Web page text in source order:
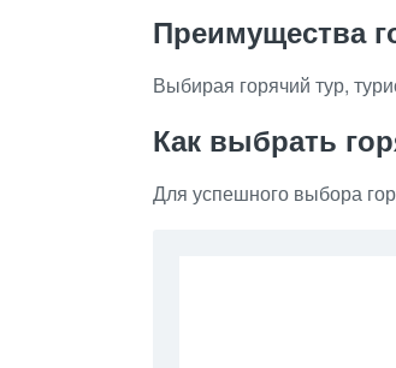
Преимущества
Выбирая горячий тур,
Как выбрать
Для успешного выбора